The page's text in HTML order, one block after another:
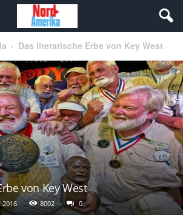
Das literarische Erbe von Key West
von Key West
2016 8002 0